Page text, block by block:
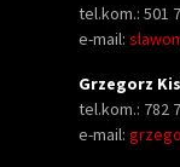
tel.kom.: 501
e-mail:
Grzegorz
tel.kom.: 782
e-mail: